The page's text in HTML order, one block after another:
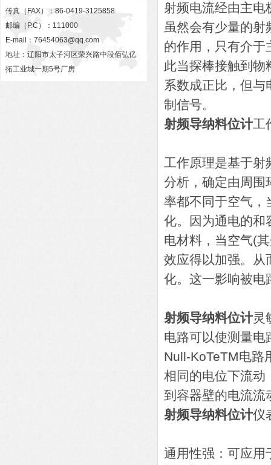
传真（FAX）：86-0419-3125858
邮编（P.C）：111000
E-mail： 76454063@qq.com
地址：辽阳市太子河区荣兴路中段佰弘亿
拓工业城一期5号厂房
射频电流经由主电
虽然会有少量的射
的作用，只有介于
此当探棒接触到物
系数成正比，但
制信号。
射频导纳料位计工
工作原理是基于射
分析，确定由周围
率都不同于空气，
化。因为通电的和
电材料，当空气(
效应得以加强。从
化。这一影响被电
射频导纳料位计灵
电路可以使测量电
Null-KoTeTM电路
相同的电位下流动
到容器壁的电流流
射频导纳料位计仪
通用性强：可应用